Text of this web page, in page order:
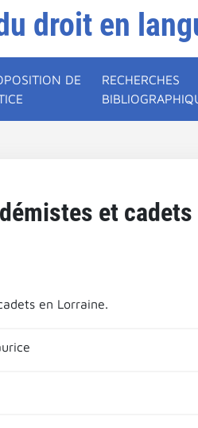
droit en
DE
RECHERCHES
et
en Lorraine.